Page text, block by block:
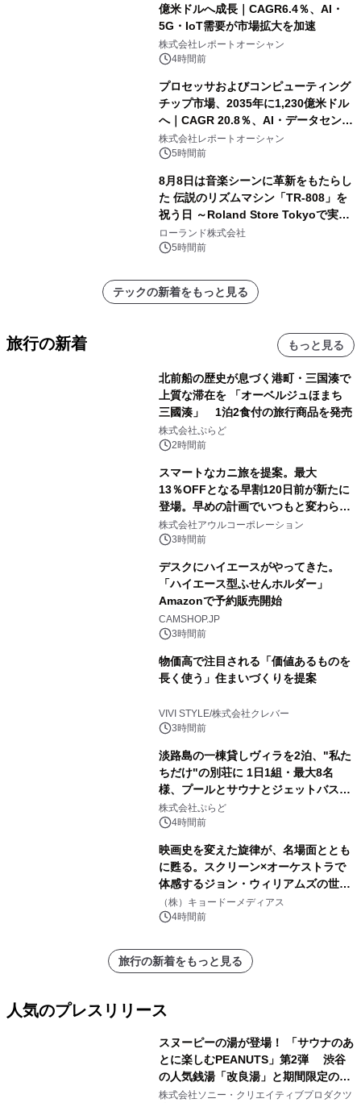
億米ドルへ成長｜CAGR6.4％、AI・
5G・IoT需要が市場拡大を加速
株式会社レポートオーシャン
4時間前
プロセッサおよびコンピューティング
チップ市場、2035年に1,230億米ドル
へ｜CAGR 20.8％、AI・データセンタ
ー需要が成長を牽引
株式会社レポートオーシャン
5時間前
8月8日は音楽シーンに革新をもたらし
た 伝説のリズムマシン「TR-808」を
祝う日 ～Roland Store Tokyoで実機
を展示しての 記念キャンペーンを開
催 英国ラジオ「NTS」の 特別プログ
アーティストを フィーチャーしたアニ
メーションを公開～
ローランド株式会社
5時間前
テックの新着をもっと見る
旅行の新着 もっと見る
北前船の歴史が息づく港町・三国湊で
上質な滞在を 「オーベルジュほまち
三國湊」 1泊2食付の旅行商品を発売
株式会社ぷらど
2時間前
スマートなカニ旅を提案。最大
13％OFFとなる早割120日前が新たに
登場。早めの計画でいつもと変わらぬ
大人の冬旅を。ー夕日ヶ浦温泉「佳松
苑 別邸ふうか」ー
株式会社アウルコーポレーション
3時間前
デスクにハイエースがやってきた。
「ハイエース型ふせんホルダー」
Amazonで予約販売開始
CAMSHOP.JP
3時間前
物価高で注目される「価値あるものを
長く使う」住まいづくりを提案
VIVI STYLE/株式会社クレバー
3時間前
淡路島の一棟貸しヴィラを2泊、"私た
ちだけ"の別荘に 1日1組・最大8名
様、プールとサウナとジェットバス付
きで Villa Mon Temps AWAJIの連泊
素泊りプラン
株式会社ぷらど
4時間前
映画史を変えた旋律が、名場面ととも
に甦る。スクリーン×オーケストラで
体感するジョン・ウィリアムズの世
界。ジョン・ウィリアムズ：シネマ・
スペクタキュラー・コンサート 開催決
（株）キョードーメディアス
4時間前
旅行の新着をもっと見る
人気のプレスリリース
スヌーピーの湯が登場！ 「サウナのあ
とに楽しむPEANUTS」第2弾 渋谷
の人気銭湯「改良湯」と期間限定のコ
ラボレーション サウナイキタイコラ
株式会社ソニー・クリエイティブプロダクツ